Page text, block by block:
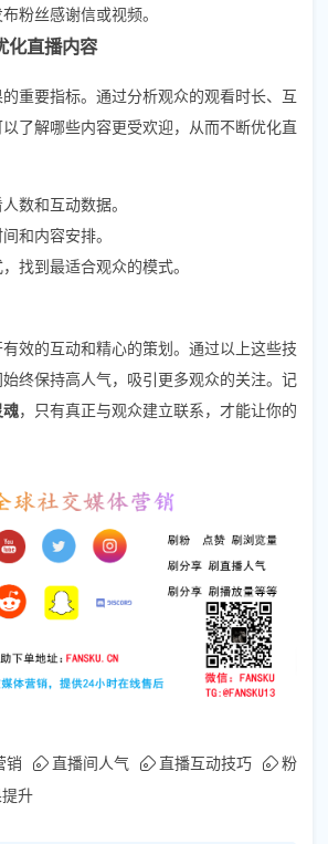
粉丝感谢信或视频。
化直播内容
重要指标。通过分析观众的观看时长、互
了解哪些内容更受欢迎，从而不断优化直
数和互动数据。
和内容安排。
找到最适合观众的模式。
效的互动和精心的策划。通过以上这些技
终保持高人气，吸引更多观众的关注。记
，只有真正与观众建立联系，才能让你的
销 直播间人气 直播互动技巧
粉
升